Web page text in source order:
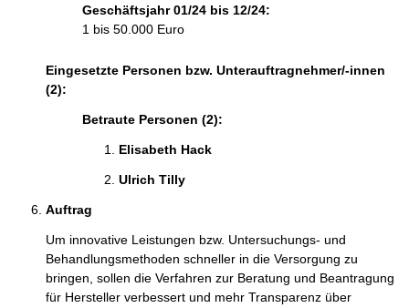
Geschäftsjahr 01/24 bis 12/24:
1 bis 50.000 Euro
Eingesetzte Personen bzw. Unterauftragnehmer/-innen
(2):
Betraute Personen (2):
Elisabeth Hack
Ulrich Tilly
Auftrag
Um innovative Leistungen bzw. Untersuchungs- und
Behandlungsmethoden schneller in die Versorgung zu
bringen, sollen die Verfahren zur Beratung und Beantragung
für Hersteller verbessert und mehr Transparenz über